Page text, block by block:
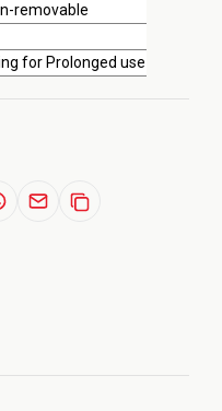
removable
for Prolonged use